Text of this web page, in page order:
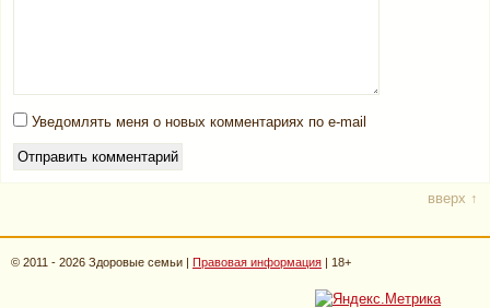
Уведомлять меня о новых комментариях по e-mail
вверх ↑
© 2011 - 2026 Здоровые семьи | Правовая информация | 18+